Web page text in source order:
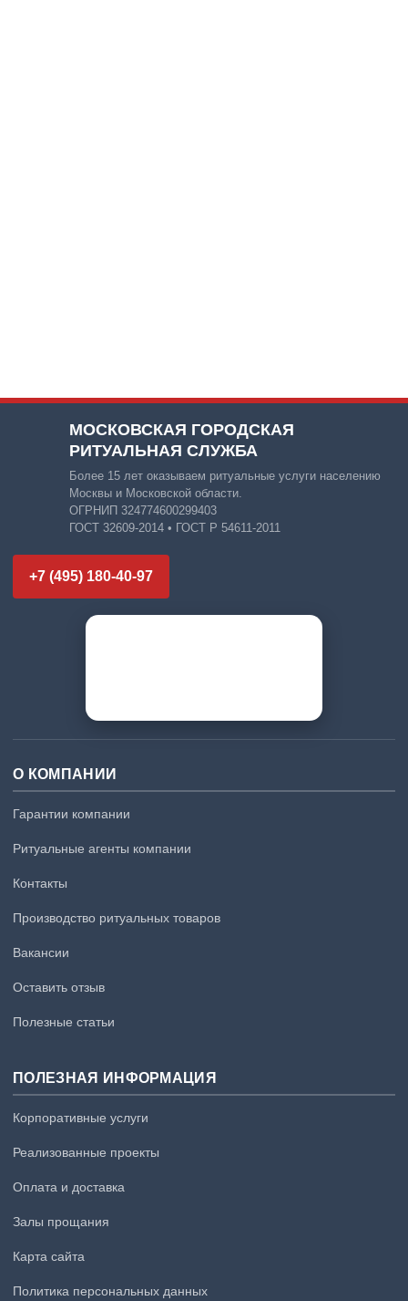
МОСКОВСКАЯ ГОРОДСКАЯ
РИТУАЛЬНАЯ СЛУЖБА
Более 15 лет оказываем ритуальные услуги населению
Москвы и Московской области.
ОГРНИП 324774600299403
ГОСТ 32609-2014 • ГОСТ Р 54611-2011
+7 (495) 180-40-97
О КОМПАНИИ
Гарантии компании
Ритуальные агенты компании
Контакты
Производство ритуальных товаров
Вакансии
Оставить отзыв
Полезные статьи
ПОЛЕЗНАЯ ИНФОРМАЦИЯ
Корпоративные услуги
Реализованные проекты
Оплата и доставка
Залы прощания
Карта сайта
Политика персональных данных